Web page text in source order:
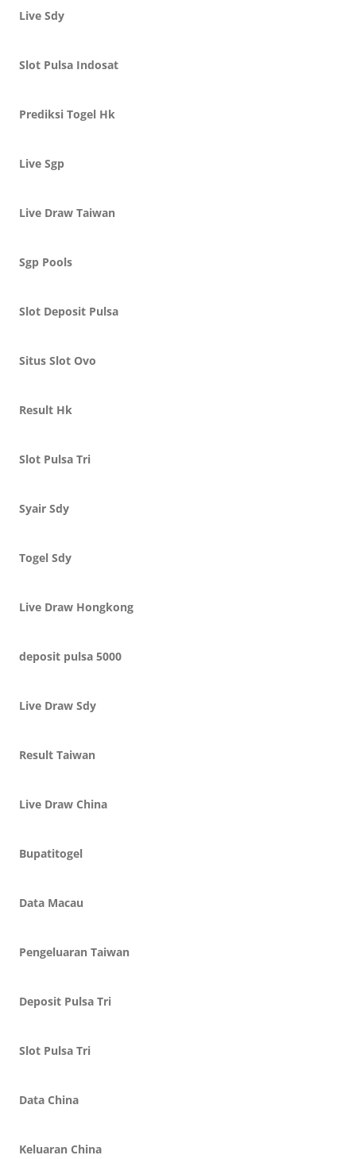
Live Sdy
Slot Pulsa Indosat
Prediksi Togel Hk
Live Sgp
Live Draw Taiwan
Sgp Pools
Slot Deposit Pulsa
Situs Slot Ovo
Result Hk
Slot Pulsa Tri
Syair Sdy
Togel Sdy
Live Draw Hongkong
deposit pulsa 5000
Live Draw Sdy
Result Taiwan
Live Draw China
Bupatitogel
Data Macau
Pengeluaran Taiwan
Deposit Pulsa Tri
Slot Pulsa Tri
Data China
Keluaran China